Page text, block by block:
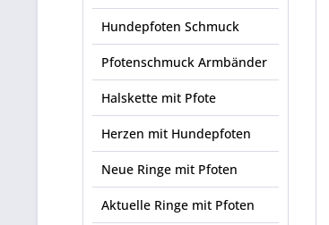
Hundepfoten Schmuck
Pfotenschmuck Armbänder
Halskette mit Pfote
Herzen mit Hundepfoten
Neue Ringe mit Pfoten
Aktuelle Ringe mit Pfoten